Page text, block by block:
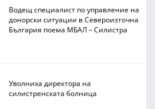
Водещ специалист по управление на
донорски ситуации в Североизточна
България поема МБАЛ – Силистра
Уволниха директора на
силистренската болница